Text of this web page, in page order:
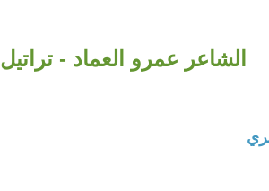
الشاعر عمرو العماد - تراتيل